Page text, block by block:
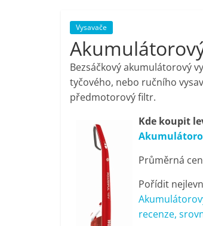
porovnání,
pračky,
televize,
mobilní
telefony,
Vysavače
Bezsáčkový akumulátorový
tyčového, nebo ručního
předmotorový filtr.
Kde koupit
Průměrná
Pořídit
recenze,